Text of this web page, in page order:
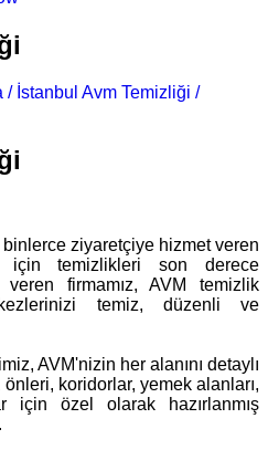
/ İstanbul Avm Temizliği /
ziyaretçiye hizmet veren
için temizlikleri son derece
firmamız, AVM temizlik
temiz, düzenli ve
AVM'nizin her alanını detaylı
koridorlar, yemek alanları,
için özel olarak hazırlanmış